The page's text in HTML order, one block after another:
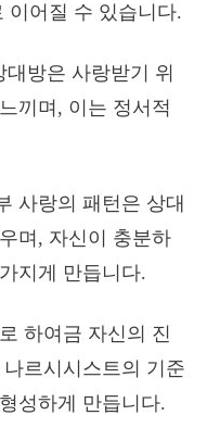
이어질 수 있습니다.
방은 사랑받기 위
끼며, 이는 정서적
사랑의 패턴은 상대
며, 자신이 충분하
지게 만듭니다.
하여금 자신의 진
르시시스트의 기준
성하게 만듭니다.